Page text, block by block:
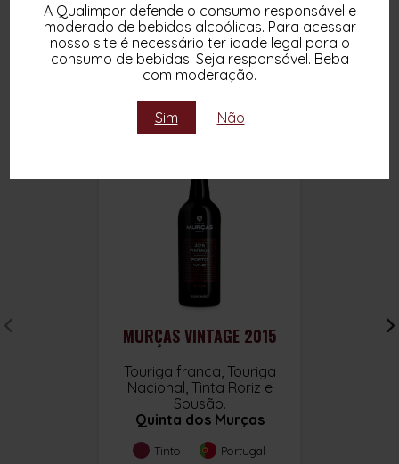
A Qualimpor defende o consumo responsável e
moderado de bebidas alcoólicas. Para acessar
nosso site é necessário ter idade legal para o
consumo de bebidas. Seja responsável. Beba
com moderação.
Sim Não
OUTROS PRODUTOS DESTA MARCA
MURÇAS VINTAGE 2015
Touriga franca, Touriga
Nacional, Tinta Roriz e
Sousão.
Quinta dos Murças
Tinto Portugal